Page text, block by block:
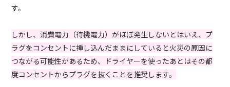
す。
しかし、消費電力（待機電力）がほぼ発生しないとはいえ、プ
ラグをコンセントに挿し込んだままにしていると火災の原因に
つながる可能性があるため、ドライヤーを使ったあとはその都
度コンセントからプラグを抜くことを推奨します。